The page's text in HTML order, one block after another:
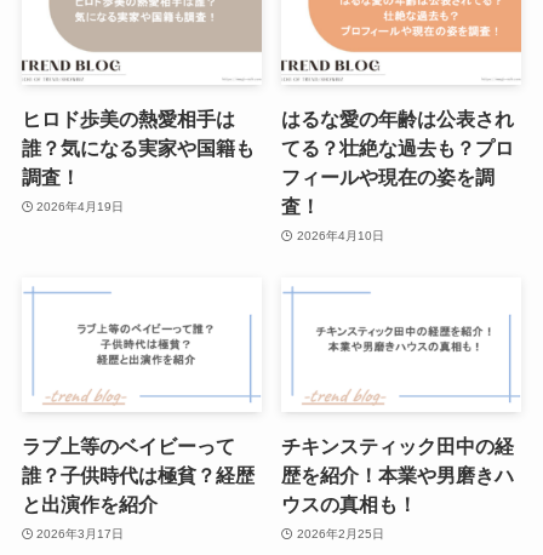
ヒロド歩美の熱愛相手は
誰？気になる実家や国籍も
調査！
2026年4月19日
はるな愛の年齢は公表され
てる？壮絶な過去も？プロ
フィールや現在の姿を調
査！
2026年4月10日
ラブ上等のベイビーって
誰？子供時代は極貧？経歴
と出演作を紹介
2026年3月17日
チキンスティック田中の経
歴を紹介！本業や男磨きハ
ウスの真相も！
2026年2月25日